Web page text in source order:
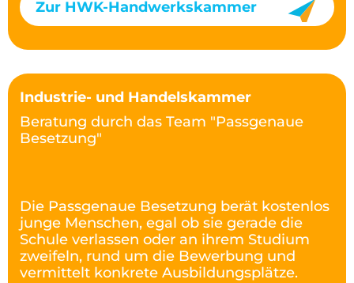
Zur HWK-Handwerkskammer
Industrie- und Handelskammer
Beratung durch das Team "Passgenaue
Besetzung"
Die Passgenaue Besetzung berät kostenlos
junge Menschen, egal ob sie gerade die
Schule verlassen oder an ihrem Studium
zweifeln, rund um die Bewerbung und
vermittelt konkrete Ausbildungsplätze.